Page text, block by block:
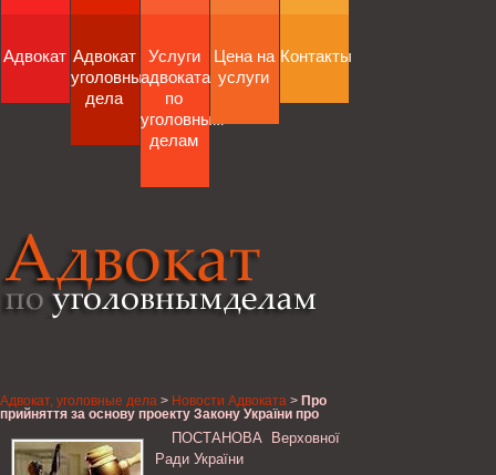
Адвокат Адвокат
уголовные
дела
Услуги
адвоката
по
уголовным
делам
Цена на
услуги
Контакты
Адвокат, уголовные дела > Новости Адвоката > Про
прийняття за основу проекту Закону України про
України щодо стимулювання розвитку виробництва
продуктів дитячого харчування, Верховна Рада
України
ПОСТАНОВА Верховної
Ради України